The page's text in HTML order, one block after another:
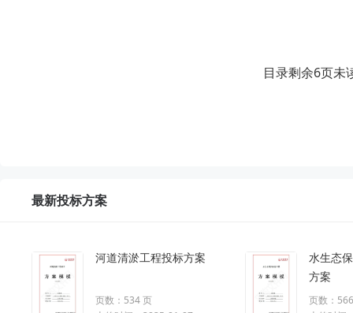
目录剩余6页未
最新投标方案
河道清淤工程投标方案
页数：534 页
水生态
方案
页数：